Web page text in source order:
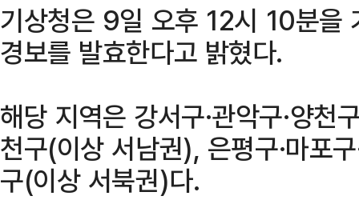
기상청은 9일 오후 12시 10분을
경보를 발효한다고 밝혔다.
해당 지역은 강서구·관악구·양천
천구(이상 서남권), 은평구·마포구
구(이상 서북권)다.